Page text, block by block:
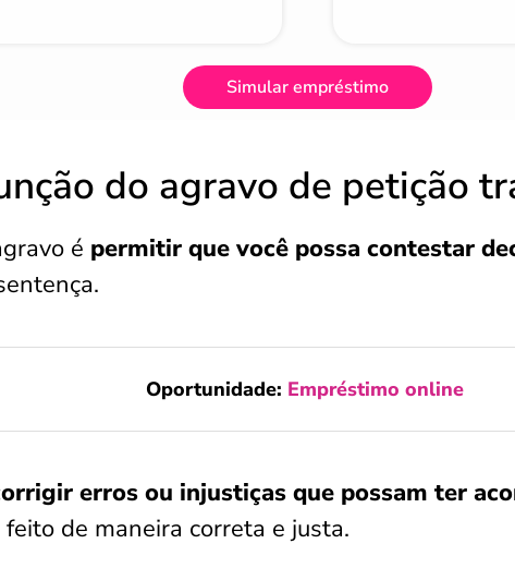
Simular empréstimo
do agravo de petição
é permitir que você possa contestar
Oportunidade: Empréstimo online
erros ou injustiças que possam ter
de maneira correta e justa.